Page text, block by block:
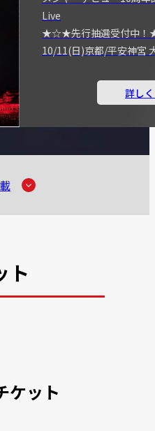
Live
★☆★先行抽選受付中
10/11(日)京都/平安神宮
詳し
ト
ケット